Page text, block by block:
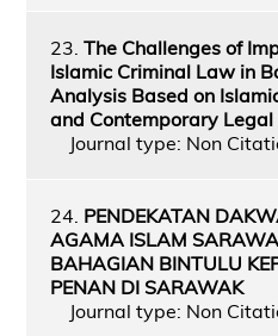
23. The Challenges of
Islamic Criminal Law in
Analysis Based on
and Contemporary Legal
Journal type: Non
24. PENDEKATAN
AGAMA ISLAM
BAHAGIAN BINTULU
PENAN DI SARAWAK
Journal type: Non